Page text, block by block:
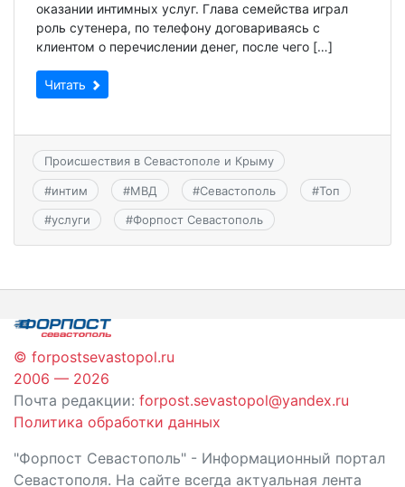
оказании интимных услуг. Глава семейства играл
роль сутенера, по телефону договариваясь с
клиентом о перечислении денег, после чего […]
Читать
Происшествия в Севастополе и Крыму
#интим #МВД #Севастополь #Топ
#услуги #Форпост Севастополь
© forpostsevastopol.ru
2006 — 2026
Почта редакции: forpost.sevastopol@yandex.ru
Политика обработки данных
"Форпост Севастополь" - Информационный портал
Севастополя. На сайте всегда актуальная лента